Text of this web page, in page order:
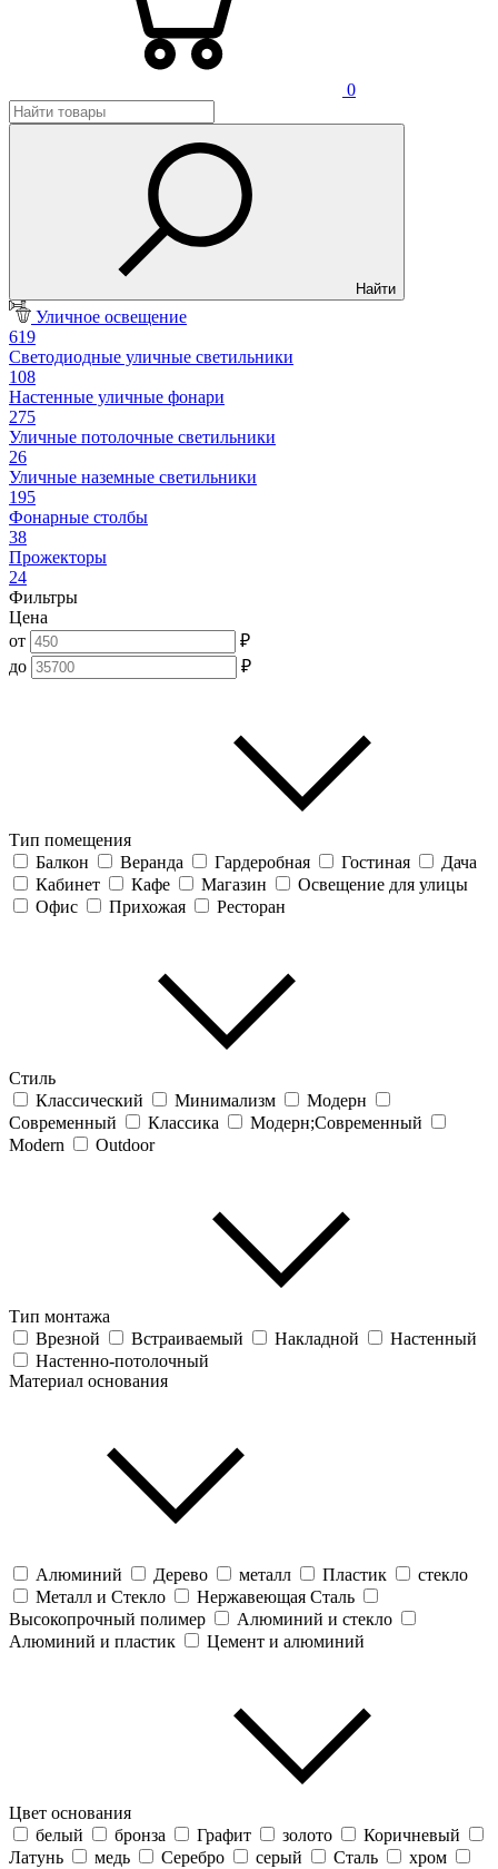
0
Найти
Уличное освещение
619
Светодиодные уличные светильники
108
Настенные уличные фонари
275
Уличные потолочные светильники
26
Уличные наземные светильники
195
Фонарные столбы
38
Прожекторы
24
Фильтры
Цена
от
₽
до
₽
Тип помещения
Балкон
Веранда Гардеробная Гостиная
Дача
Кабинет
Кафе Магазин
Освещение для улицы
Офис
Прихожая Ресторан
Стиль
Классический
Минимализм
Модерн
Современный
Классика
Модерн;Современный
Modern
Outdoor
Тип монтажа
Врезной
Встраиваемый Накладной
Настенный
Настенно-потолочный
Материал основания
Алюминий Дерево металл Пластик
стекло
Металл и Стекло
Нержавеющая Сталь
Высокопрочный полимер
Алюминий и стекло
Алюминий и пластик
Цемент и алюминий
Цвет основания
белый
бронза Графит золото
Коричневый
Латунь
медь Серебро серый Сталь
хром